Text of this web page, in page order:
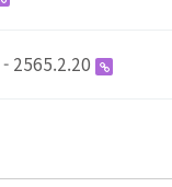
- 2565.2.20